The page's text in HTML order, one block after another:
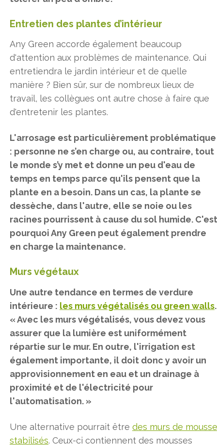
Entretien des plantes d’intérieur
Any Green accorde également beaucoup
d'attention aux problèmes de maintenance. Qui
entretiendra le jardin intérieur et de quelle
manière ? Bien sûr, sur de nombreux lieux de
travail, les collègues ont autre chose à faire que
d'entretenir les plantes.
L'arrosage est particulièrement problématique
: personne ne s’en charge ou, au contraire, tout
le monde s’y met et donne un peu d'eau de
temps en temps parce qu'ils pensent que la
plante en a besoin. Dans un cas, la plante se
dessèche, dans l'autre, elle se noie ou les
racines pourrissent à cause du sol humide. C'est
pourquoi Any Green peut également prendre
en charge la maintenance.
Murs végétaux
Une autre tendance en termes de verdure
intérieure : les murs végétalisés ou green walls.
« Avec les murs végétalisés, vous devez vous
assurer que la lumière est uniformément
répartie sur le mur. En outre, l'irrigation est
également importante, il doit donc y avoir un
approvisionnement en eau et un drainage à
proximité et de l'électricité pour
l'automatisation. »
Une alternative pourrait être des murs de mousse
stabilisés. Ceux-ci contiennent des mousses